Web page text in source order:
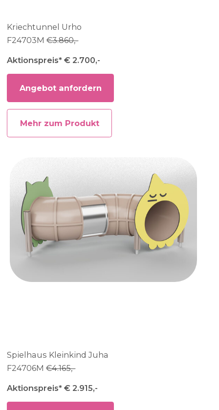
Kriechtunnel Urho
F24703M€3.860,-
Aktionspreis* € 2.700,-
Angebot anfordern
Mehr zum Produkt
Spielhaus Kleinkind Juha
F24706M€4.165,-
Aktionspreis* € 2.915,-